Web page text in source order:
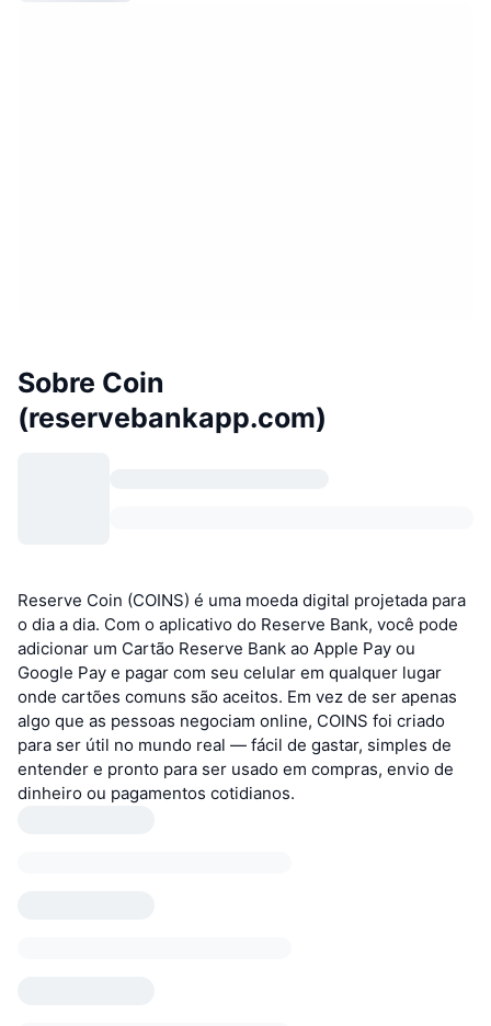
Sobre Coin
(reservebankapp.com)
Reserve Coin (COINS) é uma moeda digital projetada para
o dia a dia. Com o aplicativo do Reserve Bank, você pode
adicionar um Cartão Reserve Bank ao Apple Pay ou
Google Pay e pagar com seu celular em qualquer lugar
onde cartões comuns são aceitos. Em vez de ser apenas
algo que as pessoas negociam online, COINS foi criado
para ser útil no mundo real — fácil de gastar, simples de
entender e pronto para ser usado em compras, envio de
dinheiro ou pagamentos cotidianos.